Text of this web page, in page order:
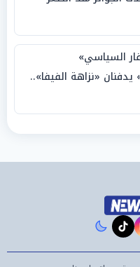
السياسي»
يدفنان «نزاهة الفيفا»..
tiktok